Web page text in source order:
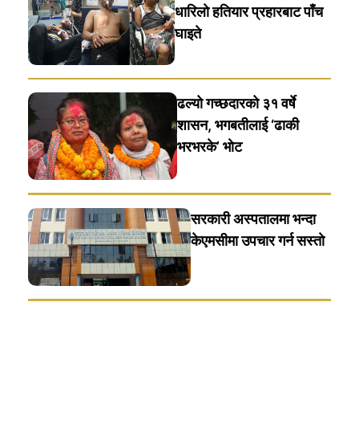
धारिलाे हतियार प्रहारबाट पाँच
घाइते
ढल्यो गच्छदारको ३१ वर्षे
शासन, भगबतीलाई ‘ढाकी
भरभरके’ भाेट
सरकारी अस्पतालमा भन्दा
केएमसीमा उपचार गर्न सस्ताे